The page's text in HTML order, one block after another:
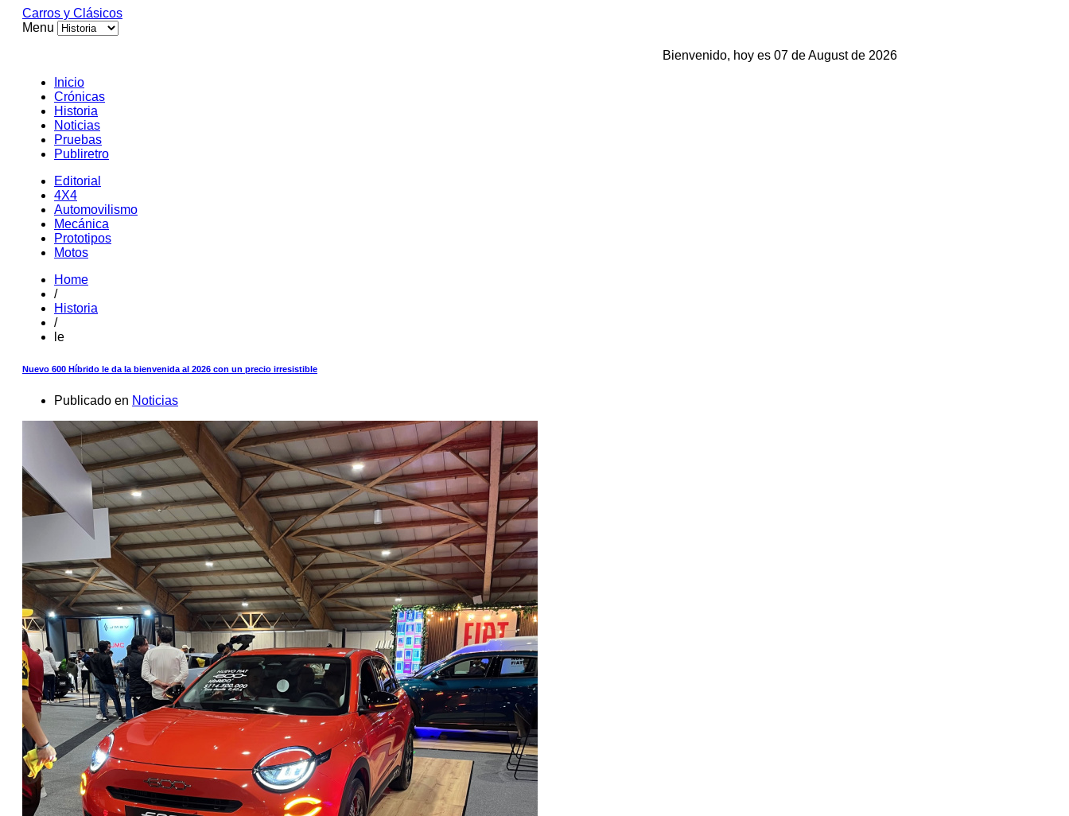
Carros y Clásicos
Menu
Bienvenido, hoy es 07 de August de 2026
Inicio
Crónicas
Historia
Noticias
Pruebas
Publiretro
Editorial
4X4
Automovilismo
Mecánica
Prototipos
Motos
Home
/
Historia
/
le
Nuevo 600 Híbrido le da la bienvenida al 2026 con un precio irresistible
Publicado en Noticias